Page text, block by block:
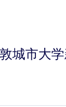
城市大